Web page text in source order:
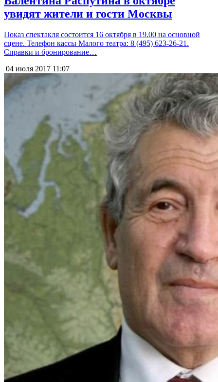
увидят жители и гости Москвы
Показ спектакля состоится 16 октября в 19.00 на основной
сцене. Телефон кассы Малого театра: 8 (495) 623-26-21.
Справки и бронирование…
04 июля 2017 11:07